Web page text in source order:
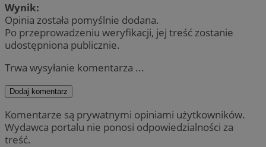
Wynik:
Opinia została pomyślnie dodana.
Po przeprowadzeniu weryfikacji, jej treść zostanie
udostępniona publicznie.
Trwa wysyłanie komentarza ...
Dodaj komentarz
Komentarze są prywatnymi opiniami użytkowników.
Wydawca portalu nie ponosi odpowiedzialności za
treść.